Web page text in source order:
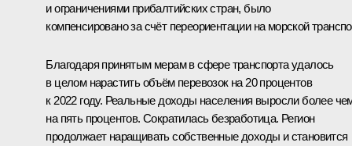
и ограничениями прибалтийских стран, было
компенсировано за счёт переориентации на морской
Благодаря принятым мерам в сфере транспорта удалось
в целом нарастить объём перевозок на 20 процентов
к 2022 году. Реальные доходы населения выросли более
на пять процентов. Сократилась безработица. Регион
продолжает наращивать собственные доходы и становится